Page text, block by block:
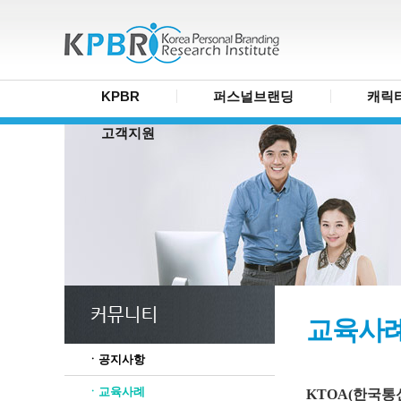
KPBR 퍼스널브랜딩 캐릭
고객지원
ㆍ공지사항
ㆍ교육사례
교육사
KTOA(한국통